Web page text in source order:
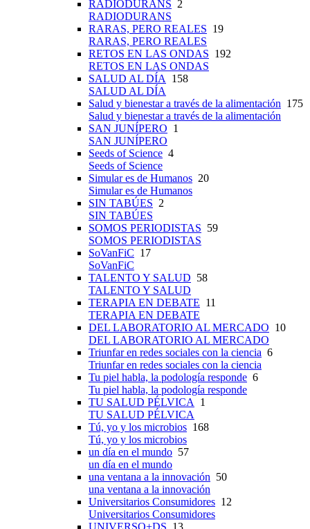
RADIODURANS 2
RADIODURANS
RARAS, PERO REALES 19
RARAS, PERO REALES
RETOS EN LAS ONDAS 192
RETOS EN LAS ONDAS
SALUD AL DÍA 158
SALUD AL DÍA
Salud y bienestar a través de la alimentación 175
Salud y bienestar a través de la alimentación
SAN JUNÍPERO 1
SAN JUNÍPERO
Seeds of Science 4
Seeds of Science
Simular es de Humanos 20
Simular es de Humanos
SIN TABÚES 2
SIN TABÚES
SOMOS PERIODISTAS 59
SOMOS PERIODISTAS
SoVanFiC 17
SoVanFiC
TALENTO Y SALUD 58
TALENTO Y SALUD
TERAPIA EN DEBATE 11
TERAPIA EN DEBATE
DEL LABORATORIO AL MERCADO 10
DEL LABORATORIO AL MERCADO
Triunfar en redes sociales con la ciencia 6
Triunfar en redes sociales con la ciencia
Tu piel habla, la podología responde 6
Tu piel habla, la podología responde
TU SALUD PÉLVICA 1
TU SALUD PÉLVICA
Tú, yo y los microbios 168
Tú, yo y los microbios
un día en el mundo 57
un día en el mundo
una ventana a la innovación 50
una ventana a la innovación
Universitarios Consumidores 12
Universitarios Consumidores